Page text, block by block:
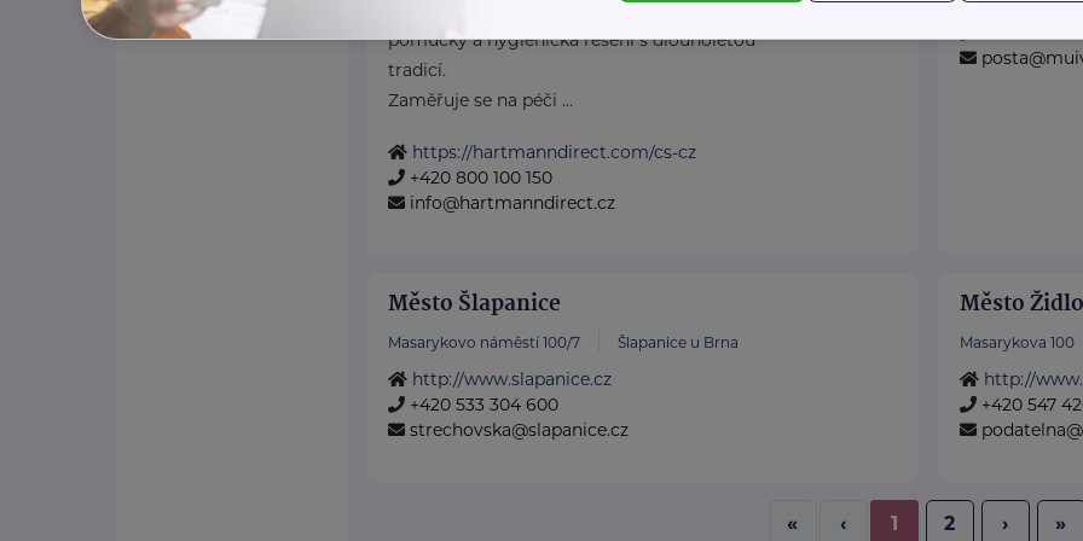
HARTMANN je odborník na zdravotnické
pomůcky a hygienická řešení s dlouholetou
tradicí.
Zaměřuje se na péči ...
https://hartmanndirect.com/cs-cz
+420 800 100 150
info@hartmanndirect.cz
http://
Město Šlapanice
Masarykovo náměstí 100/7 Šlapanice u Brna
http://www.slapanice.cz
+420 533 304 600
strechovska@slapanice.cz
Město
Masarykova 100
http://
+420 547
« ‹ 1 2 › »